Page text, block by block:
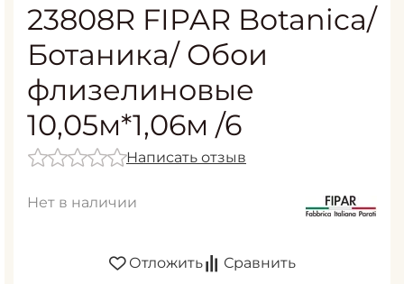
23808R FIPAR Botanica/
Ботаника/ Обои
флизелиновые
10,05м*1,06м /6
Написать отзыв
Нет в наличии
Отложить Сравнить